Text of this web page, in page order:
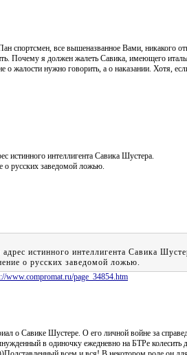
спортсмен, все вышеназванное Вами, никакого
Почему я должен жалеть Савика, имеющего
жалости нужно говорить, а о наказании. Хотя,
истинного интеллигента Савика Шустера.
о русских заведомой ложью.
истинного интеллигента Савика
о русских заведомой ложью.
www.compromat.ru/page_34854.htm
о Савике Шустере. О его личной войне за
в одиночку ежедневно на БТРе колесить